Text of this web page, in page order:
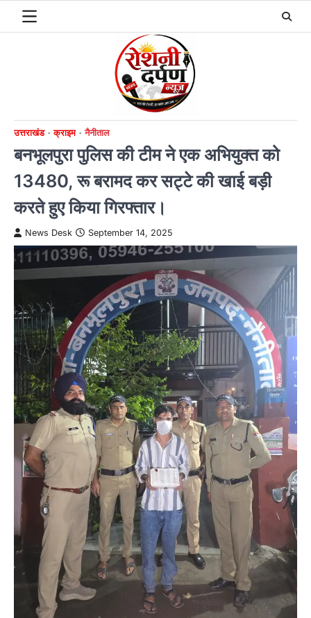
उत्तराखंड क्राइम नैनीताल
बनभूलपुरा पुलिस की टीम ने एक अभियुक्त को
13480, रू बरामद कर सट्टे की खाई बड़ी
करते हुए किया गिरफ्तार।
News Desk September 14, 2025